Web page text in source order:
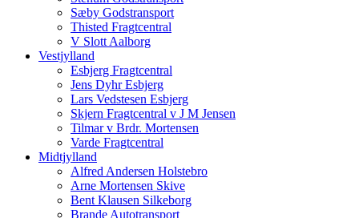
Sæby Godstransport
Thisted Fragtcentral
V Slott Aalborg
Vestjylland
Esbjerg Fragtcentral
Jens Dyhr Esbjerg
Lars Vedstesen Esbjerg
Skjern Fragtcentral v J M Jensen
Tilmar v Brdr. Mortensen
Varde Fragtcentral
Midtjylland
Alfred Andersen Holstebro
Arne Mortensen Skive
Bent Klausen Silkeborg
Brande Autotransport